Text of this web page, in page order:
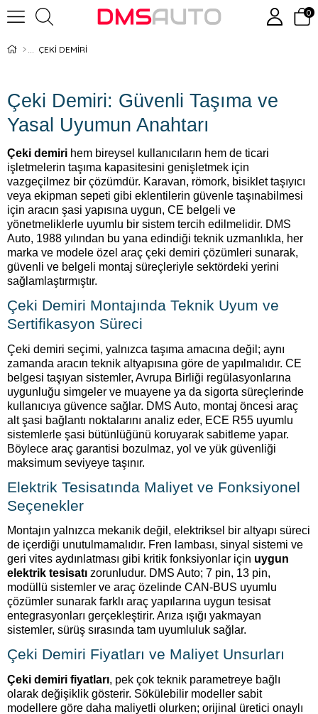
0
ÇEKİ DEMİRİ
Çeki Demiri: Güvenli Taşıma ve
Yasal Uyumun Anahtarı
Çeki demiri hem bireysel kullanıcıların hem de ticari
işletmelerin taşıma kapasitesini genişletmek için
vazgeçilmez bir çözümdür. Karavan, römork, bisiklet taşıyıcı
veya ekipman sepeti gibi eklentilerin güvenle taşınabilmesi
için aracın şasi yapısına uygun, CE belgeli ve
yönetmeliklerle uyumlu bir sistem tercih edilmelidir. DMS
Auto, 1988 yılından bu yana edindiği teknik uzmanlıkla, her
marka ve modele özel araç çeki demiri çözümleri sunarak,
güvenli ve belgeli montaj süreçleriyle sektördeki yerini
sağlamlaştırmıştır.
Çeki Demiri Montajında Teknik Uyum ve
Sertifikasyon Süreci
Çeki demiri seçimi, yalnızca taşıma amacına değil; aynı
zamanda aracın teknik altyapısına göre de yapılmalıdır. CE
belgesi taşıyan sistemler, Avrupa Birliği regülasyonlarına
uygunluğu simgeler ve muayene ya da sigorta süreçlerinde
kullanıcıya güvence sağlar. DMS Auto, montaj öncesi araç
alt şasi bağlantı noktalarını analiz eder, ECE R55 uyumlu
sistemlerle şasi bütünlüğünü koruyarak sabitleme yapar.
Böylece araç garantisi bozulmaz, yol ve yük güvenliği
maksimum seviyeye taşınır.
Elektrik Tesisatında Maliyet ve Fonksiyonel
Seçenekler
Montajın yalnızca mekanik değil, elektriksel bir altyapı süreci
de içerdiği unutulmamalıdır. Fren lambası, sinyal sistemi ve
geri vites aydınlatması gibi kritik fonksiyonlar için uygun
elektrik tesisatı zorunludur. DMS Auto; 7 pin, 13 pin,
modüllü sistemler ve araç özelinde CAN-BUS uyumlu
çözümler sunarak farklı araç yapılarına uygun tesisat
entegrasyonları gerçekleştirir. Arıza ışığı yakmayan
sistemler, sürüş sırasında tam uyumluluk sağlar.
Çeki Demiri Fiyatları ve Maliyet Unsurları
Çeki demiri fiyatları, pek çok teknik parametreye bağlı
olarak değişiklik gösterir. Sökülebilir modeller sabit
modellere göre daha maliyetli olurken; orijinal üretici onaylı